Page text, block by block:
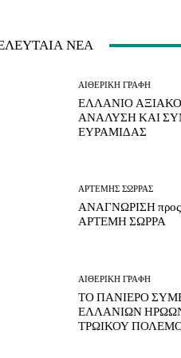
ΝΕΑ
ΑΙΘΕΡΙΚΗ ΓΡΑΦΗ
ΕΛΛΑΝΙΟ
ΑΝΑΛΥΣΗ ΚΑΙ
ΕΥΡΑΜΙΔΑΣ
ΑΡΤΕΜΗΣ ΣΩΡΡΑΣ
ΑΝΑΓΝΩΡΙΣΗ προς
ΑΡΤΕΜΗ ΣΩΡΡΑ
ΑΙΘΕΡΙΚΗ ΓΡΑΦΗ
ΤΟ ΠΑΝΙΕΡΟ
ΕΛΛΑΝΙΩΝ
ΤΡΩΙΚΟΥ